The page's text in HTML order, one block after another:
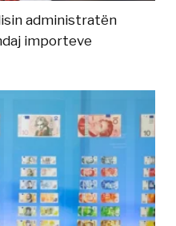
administratën
importeve